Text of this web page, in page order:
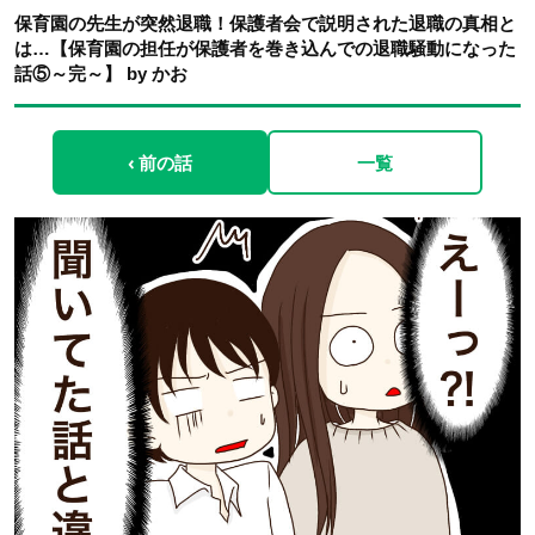
保育園の先生が突然退職！保護者会で説明された退職の真相と
は…【保育園の担任が保護者を巻き込んでの退職騒動になった
話⑤～完～】 by かお
‹ 前の話 一覧